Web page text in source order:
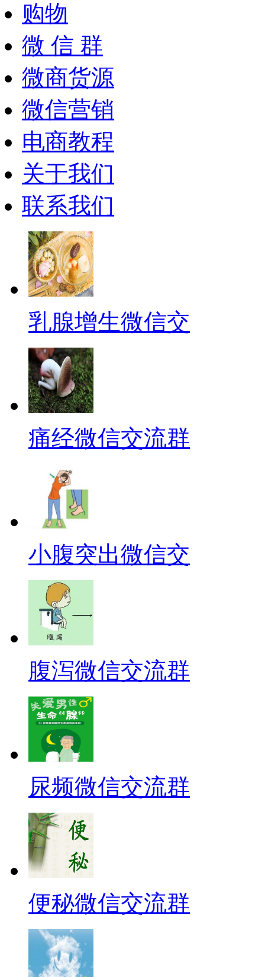
购物
微 信 群
微商货源
微信营销
电商教程
关于我们
联系我们
乳腺增生微信交
痛经微信交流群
小腹突出微信交
腹泻微信交流群
尿频微信交流群
便秘微信交流群